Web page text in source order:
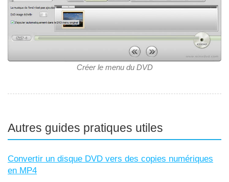
Créer le menu du DVD
Autres guides pratiques utiles
Convertir un disque DVD vers des copies numériques
en MP4